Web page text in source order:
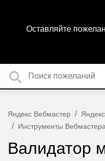
Оставляйте
Яндекс Вебмастер
Инструменты Вебмастера
Валидатор